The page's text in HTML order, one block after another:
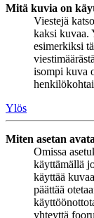
Mitä kuvia on
Viestejä
kaksi kuvaa.
esimerkiksi
isompi kuva
Ylös
Miten asetan
Omissa
käyttämällä
käyttää
päättää
yhteyttä